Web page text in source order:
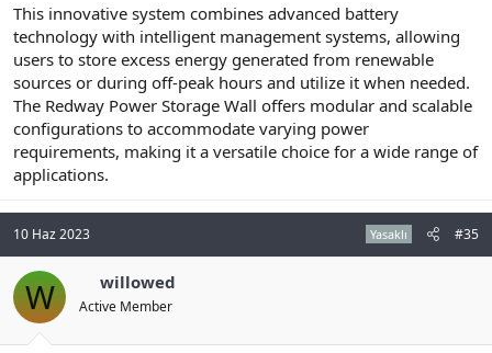
This innovative system combines advanced battery
technology with intelligent management systems, allowing
users to store excess energy generated from renewable
sources or during off-peak hours and utilize it when needed.
The Redway Power Storage Wall offers modular and scalable
configurations to accommodate varying power
requirements, making it a versatile choice for a wide range of
applications.
10 Haz 2023 Yasaklı #35
W willowed
Active Member